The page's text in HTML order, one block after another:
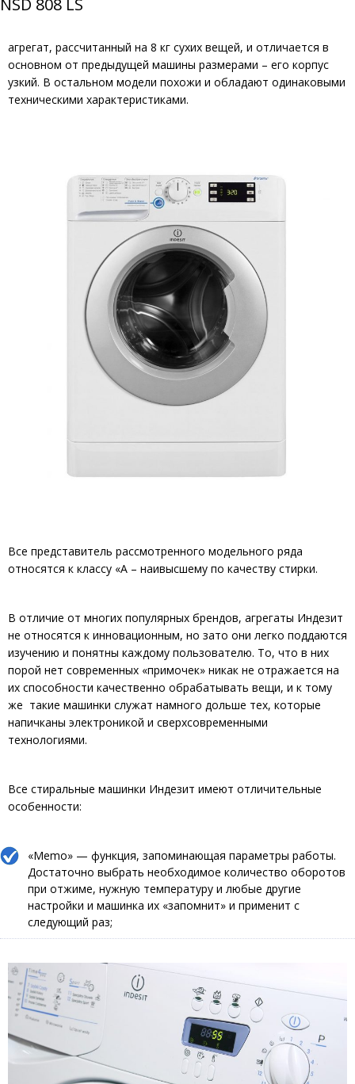
агрегат, рассчитанный на 8 кг сухих вещей, и отличается в
основном от предыдущей машины размерами – его корпус
узкий. В остальном модели похожи и обладают одинаковыми
техническими характеристиками.
Все представитель рассмотренного модельного ряда
относятся к классу «А – наивысшему по качеству стирки.
В отличие от многих популярных брендов, агрегаты Индезит
не относятся к инновационным, но зато они легко поддаются
изучению и понятны каждому пользователю. То, что в них
порой нет современных «примочек» никак не отражается на
их способности качественно обрабатывать вещи, и к тому
же такие машинки служат намного дольше тех, которые
напичканы электроникой и сверхсовременными
технологиями.
Все стиральные машинки Индезит имеют отличительные
особенности:
«Memo» — функция, запоминающая параметры работы.
Достаточно выбрать необходимое количество оборотов
при отжиме, нужную температуру и любые другие
настройки и машинка их «запомнит» и применит с
следующий раз;